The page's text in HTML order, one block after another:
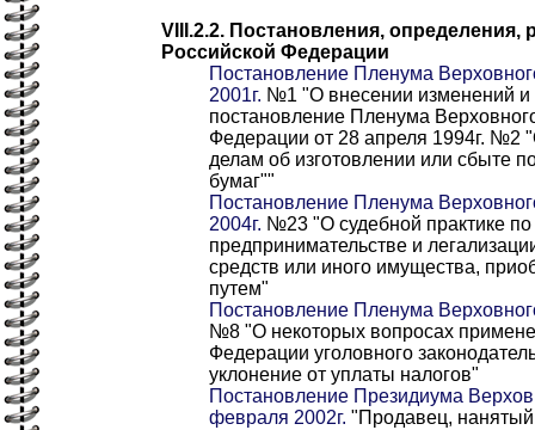
VIII.2.2. Постановления,
Российской Федерации
Постановление Пленума
2001г. №1 "О внесении изменений и
постановление Пленума
Федерации от 28 апреля 1994г. №2
делам об изготовлении или сбыте
бумаг""
Постановление Пленума
2004г. №23 "О судебной практике
предпринимательстве и
средств или иного имущества,
путем"
Постановление Пленума
№8 "О некоторых вопросах
Федерации уголовного
уклонение от уплаты налогов"
Постановление Президиума
февраля 2002г. "Продавец,